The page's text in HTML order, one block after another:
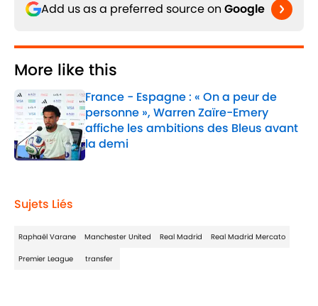
Add us as a preferred source on Google
More like this
France - Espagne : « On a peur de
personne », Warren Zaïre-Emery
affiche les ambitions des Bleus avant
la demi
Published by on Invalid Date
Sujets Liés
Raphaël Varane Manchester United Real Madrid Real Madrid Mercato
Premier League transfer